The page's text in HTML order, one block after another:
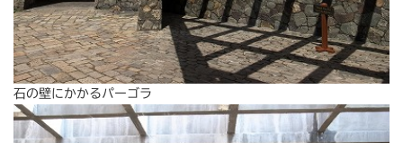
石の壁にかかるパーゴラ